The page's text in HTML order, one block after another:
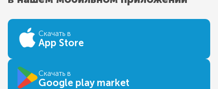
Скачать в
App Store
Скачать в
Google play market